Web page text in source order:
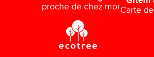
proche de chez moiCarte